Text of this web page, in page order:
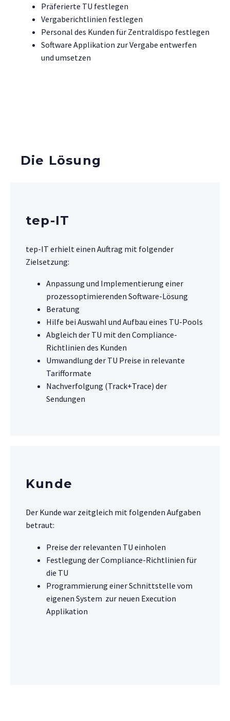
Präferierte TU festlegen
Vergaberichtlinien festlegen
Personal des Kunden für Zentraldispo festlegen
Software Applikation zur Vergabe entwerfen
und umsetzen
Die Lösung
tep-IT
tep-IT erhielt einen Auftrag mit folgender
Zielsetzung:
Anpassung und Implementierung einer
prozessoptimierenden Software-Lösung
Beratung
Hilfe bei Auswahl und Aufbau eines TU-Pools
Abgleich der TU mit den Compliance-
Richtlinien des Kunden
Umwandlung der TU Preise in relevante
Tarifformate
Nachverfolgung (Track+Trace) der
Sendungen
Kunde
Der Kunde war zeitgleich mit folgenden Aufgaben
betraut:
Preise der relevanten TU einholen
Festlegung der Compliance-Richtlinien für
die TU
Programmierung einer Schnittstelle vom
eigenen System zur neuen Execution
Applikation